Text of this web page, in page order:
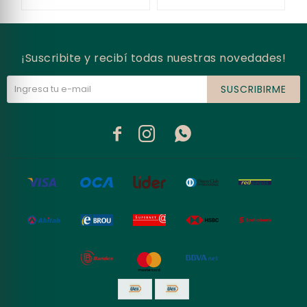
¡Suscribite y recibí todas nuestras novedades!
SUSCRIBIRME
  